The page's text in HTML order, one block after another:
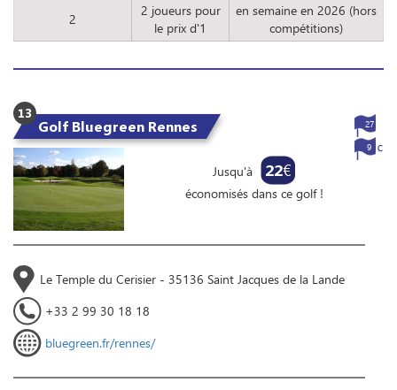
2
2 joueurs pour
le prix d'1
en semaine en 2026 (hors
compétitions)
13
Golf Bluegreen Rennes
Jusqu'à 22€
économisés dans ce golf !
27
9
Le Temple du Cerisier - 35136 Saint Jacques de la Lande
+33 2 99 30 18 18
bluegreen.fr/rennes/